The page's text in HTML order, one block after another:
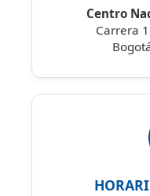
Centro
Carrera